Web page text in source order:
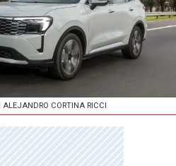
| ALEJANDRO CORTINA RICCI